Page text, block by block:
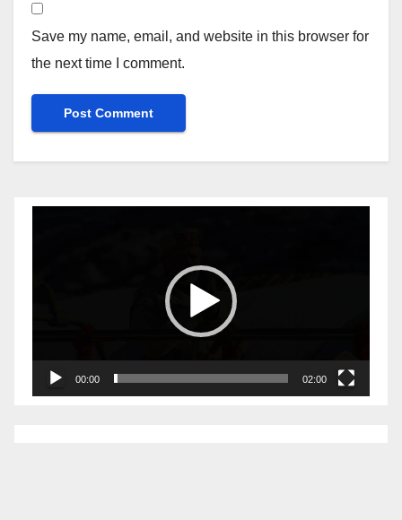
Save my name, email, and website in this browser for
the next time I comment.
00:00 02:00